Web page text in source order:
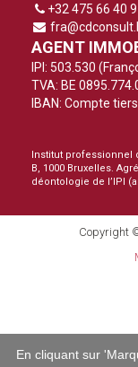
+32 475 66 40
AGENT
IPI: 503.530
TVA: BE
IBAN: Compte
Institut professionnel
B, 1000 Bruxelles.
déontologie de l’IPI
Copyright
En cliquant sur